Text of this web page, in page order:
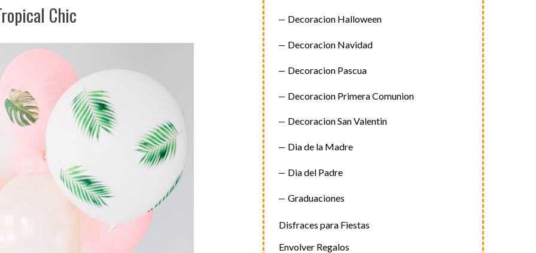
Chic Decoracion Halloween
Decoracion Navidad
Decoracion Pascua
Decoracion Primera Comunion
Decoracion San Valentin
Dia de la Madre
Dia del Padre
Graduaciones
Disfraces para Fiestas
Envolver Regalos